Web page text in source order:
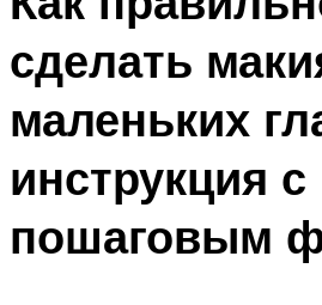
сделать
маленьких
инструкция с
пошаговым